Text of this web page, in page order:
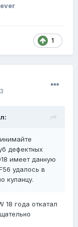
сервис,
в плохом
решено
вредил
не
200-300к
плиз опытом...
1
дефектных
имеет данную
удалось в
куланцу.
18 года откатал